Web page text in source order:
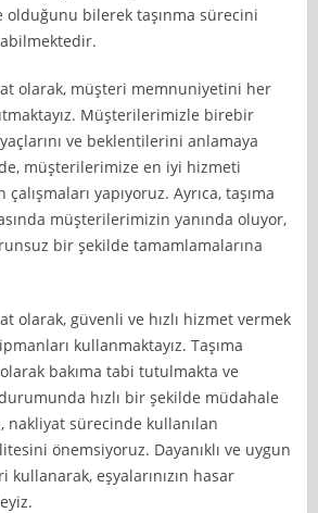
olduğunu bilerek taşınma sürecini
olarak, müşteri memnuniyetini her
Müşterilerimizle birebir
ve beklentilerini anlamaya
müşterilerimize en iyi hizmeti
yapıyoruz. Ayrıca, taşıma
müşterilerimizin yanında oluyor,
bir şekilde tamamlamalarına
olarak, güvenli ve hızlı hizmet vermek
kullanmaktayız. Taşıma
bakıma tabi tutulmakta ve
hızlı bir şekilde müdahale
nakliyat sürecinde kullanılan
önemsiyoruz. Dayanıklı ve uygun
eşyalarınızın hasar